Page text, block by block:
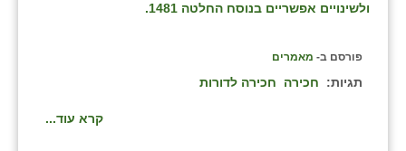
ולשינויים אפשריים בנוסח החלטה 1481.
פורסם ב- מאמרים
תגיות: חכירה חכירה לדורות
קרא עוד...